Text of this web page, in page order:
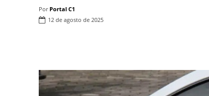
Por Portal C1
12 de agosto de 2025